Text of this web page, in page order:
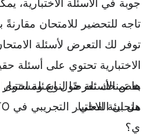
جوبة في الاسئلة الاختبارية،
تاجه للتحضير للامتحان مقارنةً
توفر لك التعرض لأسئلة
الاختبارية تحتوي على أسئلة
ها تمنحك تعرضًا لنوع ومستوى
متحان الفعلي.
بعض الأسئلة حول اسئلة اختبار
ي؟